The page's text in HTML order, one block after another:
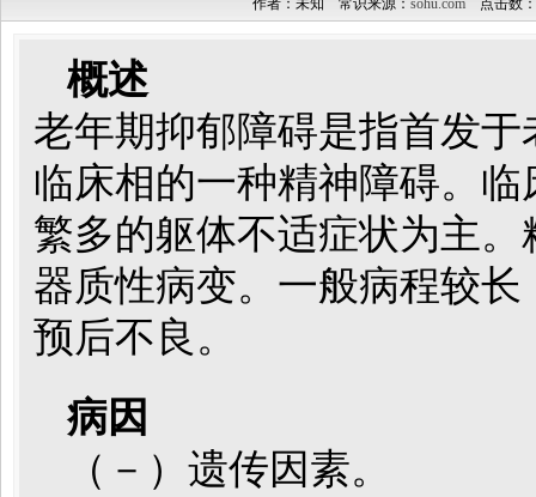
作者：未知 常识来源： sohu.com点击数：
概述
老年期抑郁障碍是指首发
临床相的一种精神障碍。
繁多的躯体不适症状为主
器质性病变。一般病程较
预后不良。
病因
（－）遗传因素。